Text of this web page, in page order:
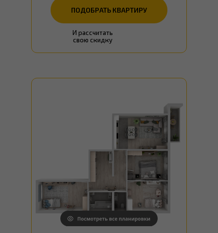
ПОДОБРАТЬ КВАРТИРУ
И рассчитать
свою скидку